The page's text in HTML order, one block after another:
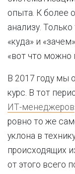
опыта. К более
анализу.
«куда» и
«вот что можно
В 2017 году мы
курс. В тот
ИТ-менеджеров
ровно то же
уклона в
происходящих
от этого всего